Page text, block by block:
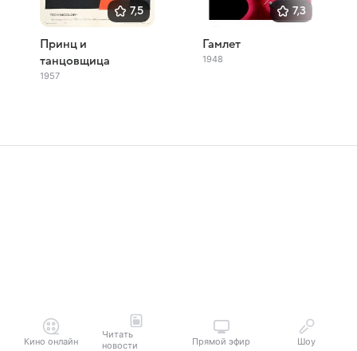
7,5
Принц и
танцовщица
1957
7,3
Гамлет
1948
Кино онлайн
Читать
новости
Прямой эфир Шоу